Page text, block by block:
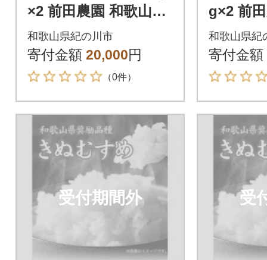
×2 前田農園 和歌山県
紀の川市【7分づき
米】
和歌山県紀の川市
寄付金額 20,000円
（0件）
g×2 前
県紀の
米】
和歌山県紀
寄付金額
受付期間外 受